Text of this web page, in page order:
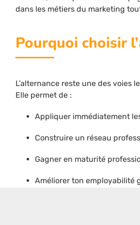
dans les métiers du marketing
Pourquoi choisir
L’alternance reste une des voies
Elle permet de :
Appliquer immédiatement
Construire un réseau
Gagner en maturité
Améliorer ton employabilité